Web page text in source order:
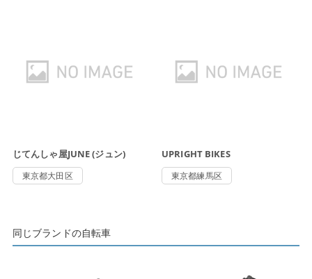
じてんしゃ屋JUNE (ジュン)
東京都大田区
UPRIGHT BIKES
東京都練馬区
同じブランドの自転車